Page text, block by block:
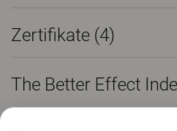
Zertifikate (4)
The Better Effect